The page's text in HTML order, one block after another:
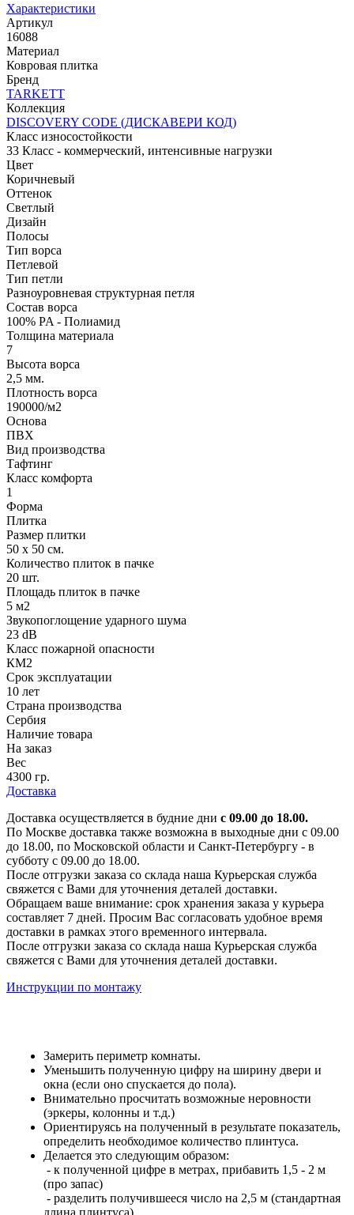
Характеристики
Артикул
16088
Материал
Ковровая плитка
Бренд
TARKETT
Коллекция
DISCOVERY CODE (ДИСКАВЕРИ КОД)
Класс износостойкости
33 Класс - коммерческий, интенсивные нагрузки
Цвет
Коричневый
Оттенок
Светлый
Дизайн
Полосы
Тип ворса
Петлевой
Тип петли
Разноуровневая структурная петля
Состав ворса
100% PA - Полиамид
Толщина материала
7
Высота ворса
2,5 мм.
Плотность ворса
190000/м2
Основа
ПВХ
Вид производства
Тафтинг
Класс комфорта
1
Форма
Плитка
Размер плитки
50 х 50 см.
Количество плиток в пачке
20 шт.
Площадь плиток в пачке
5 м2
Звукопоглощение ударного шума
23 dB
Класс пожарной опасности
КМ2
Срок эксплуатации
10 лет
Страна производства
Сербия
Наличие товара
На заказ
Вес
4300 гр.
Доставка
Доставка осуществляется в будние дни с 09.00 до 18.00.
По Москве доставка также возможна в выходные дни с 09.00
до 18.00, по Московской области и Санкт-Петербургу - в
субботу с 09.00 до 18.00.
После отгрузки заказа со склада наша Курьерская служба
свяжется с Вами для уточнения деталей доставки.
Обращаем ваше внимание: срок хранения заказа у курьера
составляет 7 дней. Просим Вас согласовать удобное время
доставки в рамках этого временного интервала.
После отгрузки заказа со склада наша Курьерская служба
свяжется с Вами для уточнения деталей доставки.
Инструкции по монтажу
Замерить периметр комнаты.
Уменьшить полученную цифру на ширину двери и
окна (если оно спускается до пола).
Внимательно просчитать возможные неровности
(эркеры, колонны и т.д.)
Ориентируясь на полученный в результате показатель,
определить необходимое количество плинтуса.
Делается это следующим образом:
- к полученной цифре в метрах, прибавить 1,5 - 2 м
(про запас)
- разделить получившееся число на 2,5 м (стандартная
длина плинтуса)